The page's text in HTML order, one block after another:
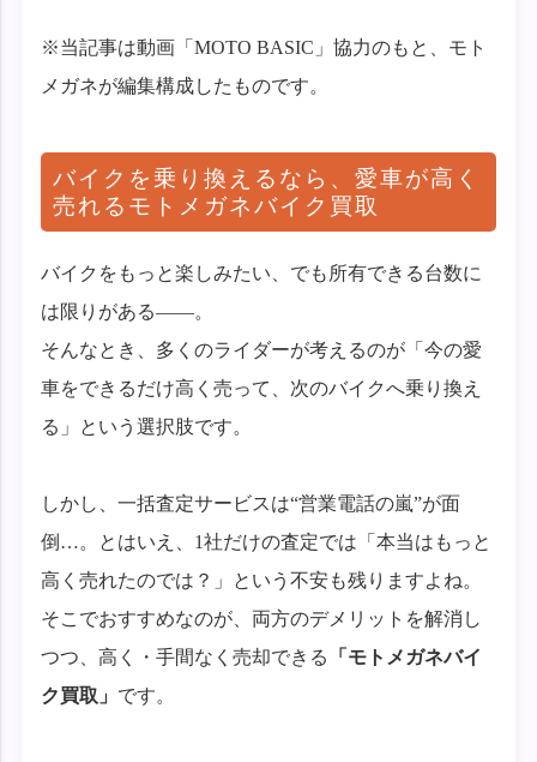
※当記事は動画「MOTO BASIC」協力のもと、モト
メガネが編集構成したものです。
バイクを乗り換えるなら、愛車が高く
売れるモトメガネバイク買取
バイクをもっと楽しみたい、でも所有できる台数に
は限りがある——。
そんなとき、多くのライダーが考えるのが「今の愛
車をできるだけ高く売って、次のバイクへ乗り換え
る」という選択肢です。
しかし、一括査定サービスは“営業電話の嵐”が面
倒…。とはいえ、1社だけの査定では「本当はもっと
高く売れたのでは？」という不安も残りますよね。
そこでおすすめなのが、両方のデメリットを解消し
つつ、高く・手間なく売却できる
「モトメガネバイ
ク買取」 です。